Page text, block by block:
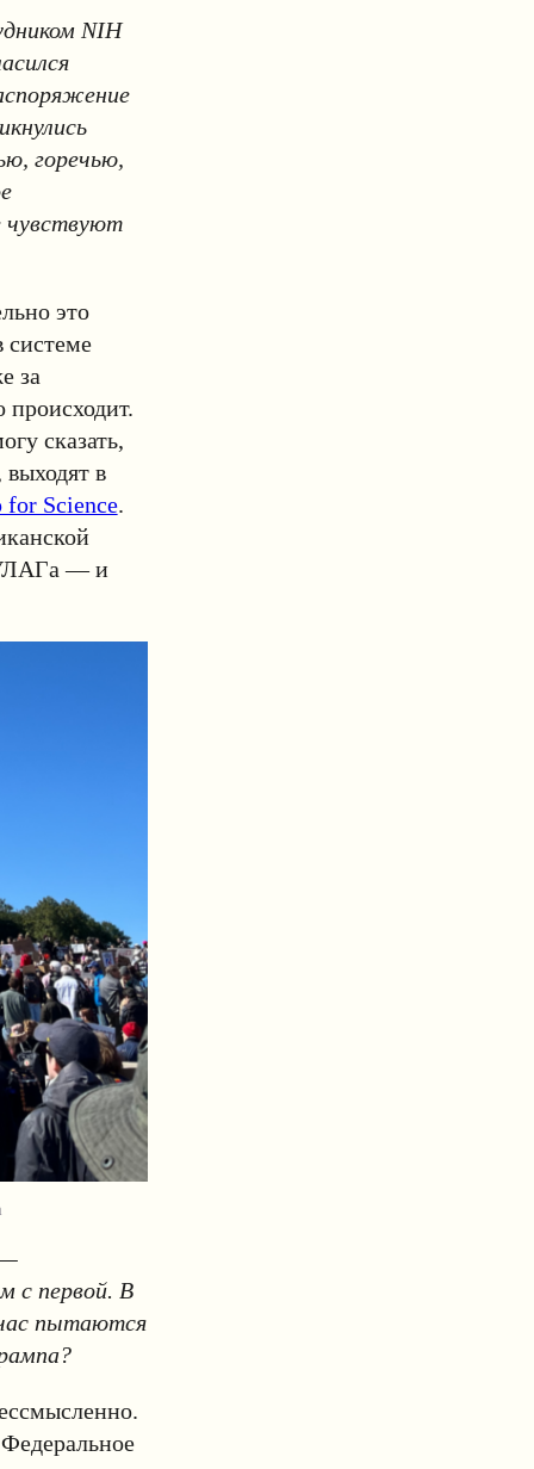
NIH
горечью,
чувствуют
это
системе
за
сказать,
в
for Science.
— и
—
с первой. В
пытаются